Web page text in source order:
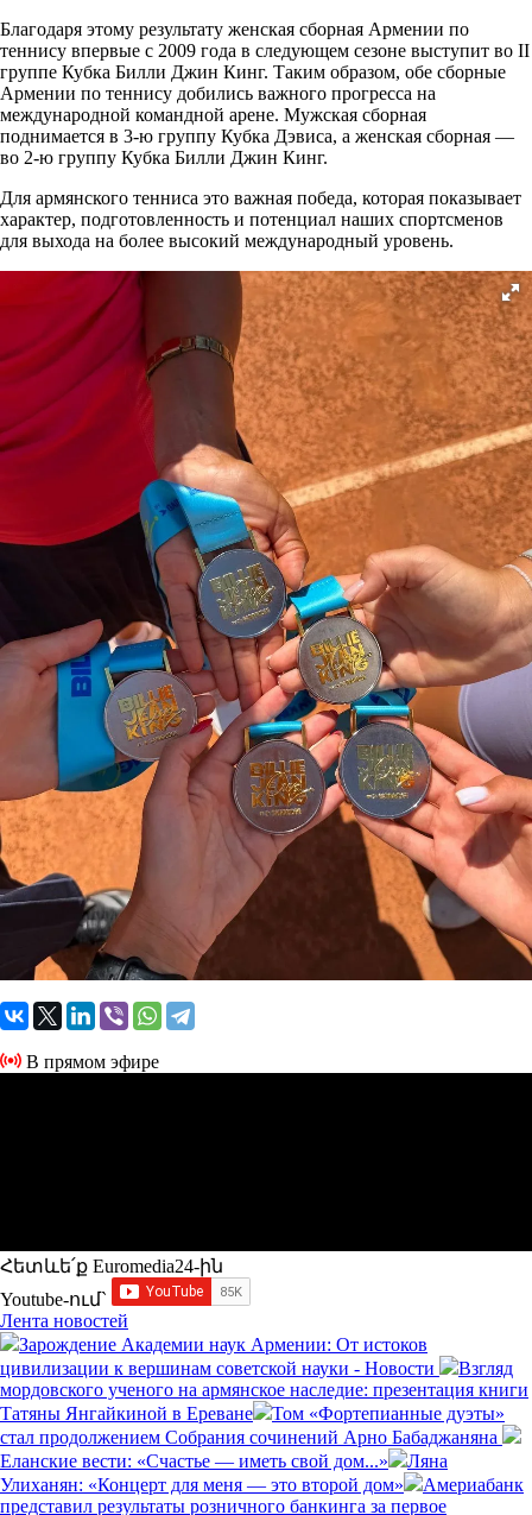
Благодаря этому результату женская сборная Армении по
теннису впервые с 2009 года в следующем сезоне выступит во II
группе Кубка Билли Джин Кинг. Таким образом, обе сборные
Армении по теннису добились важного прогресса на
международной командной арене. Мужская сборная
поднимается в 3-ю группу Кубка Дэвиса, а женская сборная —
во 2-ю группу Кубка Билли Джин Кинг.
Для армянского тенниса это важная победа, которая показывает
характер, подготовленность и потенциал наших спортсменов
для выхода на более высокий международный уровень.
В прямом эфире
Հետևե՛ք Euromedia24-ին
Youtube-ում`
Лента новостей
Зарождение Академии наук Армении: От истоков
цивилизации к вершинам советской науки - Новости
Взгляд
мордовского ученого на армянское наследие: презентация книги
Татяны Янгайкиной в Ереване
Том «Фортепианные дуэты»
стал продолжением Собрания сочинений Арно Бабаджаняна
Еланские вести: «Счастье — иметь свой дом...»
Ляна
Улиханян: «Концерт для меня — это второй дом»
Америабанк
представил результаты розничного банкинга за первое